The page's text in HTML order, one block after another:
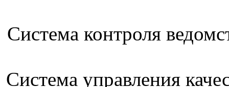
Система контроля
Система управления